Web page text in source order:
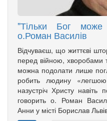
"Тільки Бог
о.Роман Василів
Відчуваєш, що життєві
перед війною, хворобами
можна подолати лише
робить людину
назустріч Христу навіть
говорить о. Роман
Анни у місті Борислав